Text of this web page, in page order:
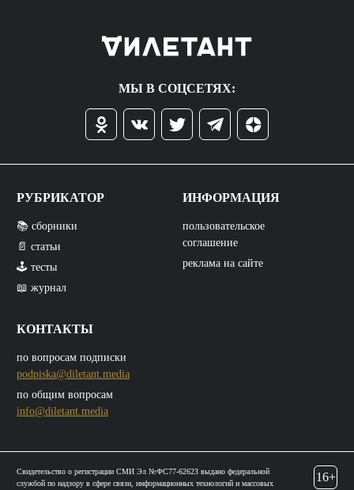
МЫ В СОЦСЕТЯХ:
РУБРИКАТОР
📚 сборники
📄 статьи
🕹️ тесты
📖 журнал
КОНТАКТЫ
по вопросам подписки
podpiska@diletant.media
по общим вопросам
info@diletant.media
ИНФОРМАЦИЯ
пользовательское
соглашение
реклама на сайте
Свидетельство о регистрации СМИ Эл №ФС77-62623 выдано федеральной
службой по надзору в сфере связи, информационных технологий и массовых
16+